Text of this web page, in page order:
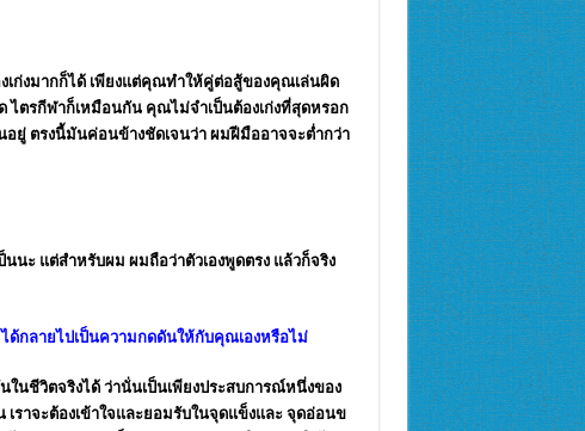
ก่งมากก็ได้ เพียงแต่คุณทำให้คู่ต่อสู้ของคุณเล่นผิด
ตรกีฬาก็เหมือนกัน คุณไม่จำเป็นต้องเก่งที่สุดหรอก
ยู่ ตรงนี้มันค่อนข้างชัดเจนว่า ผมฝีมืออาจจะต่ำกว่า
นนะ แต่สำหรับผม ผมถือว่าตัวเองพูดตรง แล้วก็จริง
ด้กลายไปเป็นความกดดันให้กับคุณเองหรือไม่
นชีวิตจริงได้ ว่านั่นเป็นเพียงประสบการณ์หนึ่งของ
ราจะต้องเข้าใจและยอมรับในจุดแข็งและ จุดอ่อนข